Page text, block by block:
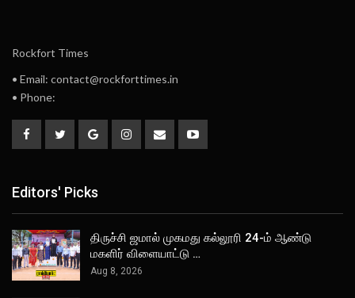
Rockfort Times
• Email: contact@rockforttimes.in
• Phone:
Editors' Picks
திருச்சி ஜமால் முகமது கல்லூரி 24-ம் ஆண்டு
மகளிர் விளையாட்டு …
Aug 8, 2026